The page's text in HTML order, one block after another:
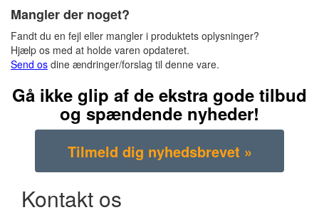
Mangler der noget?
Fandt du en fejl eller mangler i produktets oplysninger?
Hjælp os med at holde varen opdateret.
Send os dine ændringer/forslag til denne vare.
Gå ikke glip af de ekstra gode tilbud
og spændende nyheder!
Kontakt os